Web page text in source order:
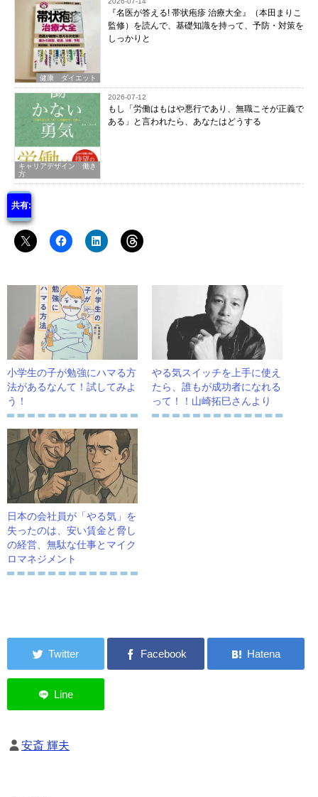
健康 ダイエット
『名医が答える! 帯状疱疹 治療大全』（本田まりこ
監修）を読んで、基礎知識を持って、予防・対策を
しっかりと
キャリアデザイン 働き
方
2026-07-12
もし「労働はもはや悪行であり、無職こそが正義で
ある」と言われたら、あなたはどうする
共有:
小学生の子が勉強にハマる方
法があるなんて！試してみよ
う！
やる気スイッチを上手に使え
たら、誰もが成功者になれる
って！！山崎拓巳さんより
日本の会社員が「やる気」を
失ったのは、安い賃金と脅し
の経営、無駄な仕事とマイク
ロマネジメント
安斎 輝夫